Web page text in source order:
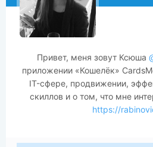
Привет, меня зовут Ксюша
приложении «Кошелёк»
IT-сфере, продвижении,
скиллов и о том, что мне
https://